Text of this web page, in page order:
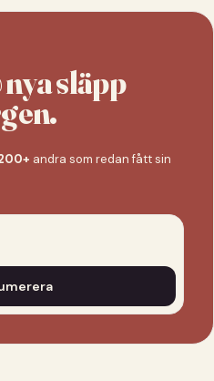
släpp
andra som redan fått sin